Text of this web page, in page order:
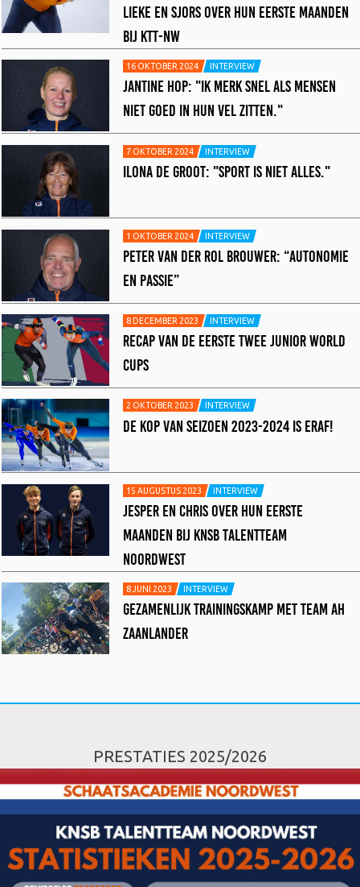
LIEKE EN SJORS OVER HUN EERSTE MAANDEN
BIJ KTT-NW
16 OKTOBER 2024 INTERVIEW
JANTINE HOP: "IK MERK SNEL ALS MENSEN
NIET GOED IN HUN VEL ZITTEN."
7 OKTOBER 2024 INTERVIEW
ILONA DE GROOT: "SPORT IS NIET ALLES."
1 OKTOBER 2024 INTERVIEW
PETER VAN DER ROL BROUWER: “AUTONOMIE
EN PASSIE”
8 DECEMBER 2023 INTERVIEW
RECAP VAN DE EERSTE TWEE JUNIOR WORLD
CUPS
2 OKTOBER 2023 INTERVIEW
DE KOP VAN SEIZOEN 2023-2024 IS ERAF!
15 AUGUSTUS 2023 INTERVIEW
JESPER EN CHRIS OVER HUN EERSTE
MAANDEN BIJ KNSB TALENTTEAM
NOORDWEST
8 JUNI 2023 INTERVIEW
GEZAMENLIJK TRAININGSKAMP MET TEAM AH
ZAANLANDER
PRESTATIES 2025/2026